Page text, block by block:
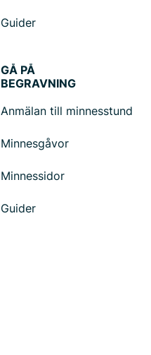
Guider
GÅ PÅ
BEGRAVNING
Anmälan till minnesstund
Minnesgåvor
Minnessidor
Guider